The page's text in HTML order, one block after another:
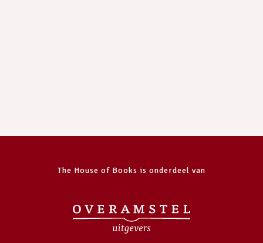
The House of Books is onderdeel van